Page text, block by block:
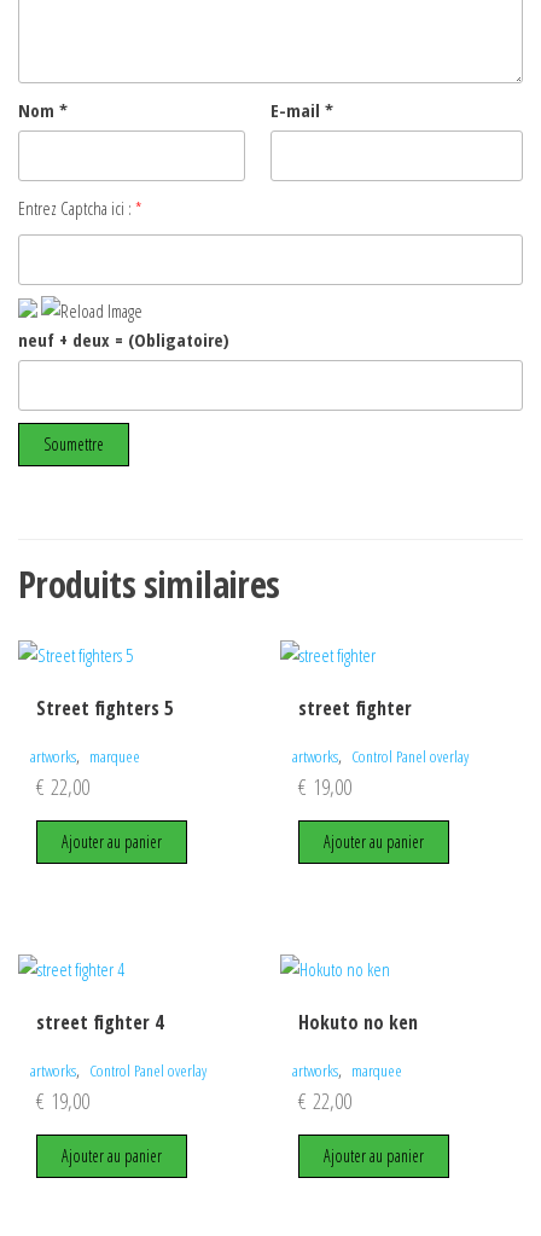
Nom * E-mail *
Entrez Captcha ici : *
neuf + deux = (Obligatoire)
Produits similaires
Street fighters 5
artworks, marquee
€ 22,00
Ajouter au panier
street fighter
artworks, Control Panel overlay
€ 19,00
Ajouter au panier
street fighter 4
artworks, Control Panel overlay
€ 19,00
Ajouter au panier
Hokuto no ken
artworks, marquee
€ 22,00
Ajouter au panier